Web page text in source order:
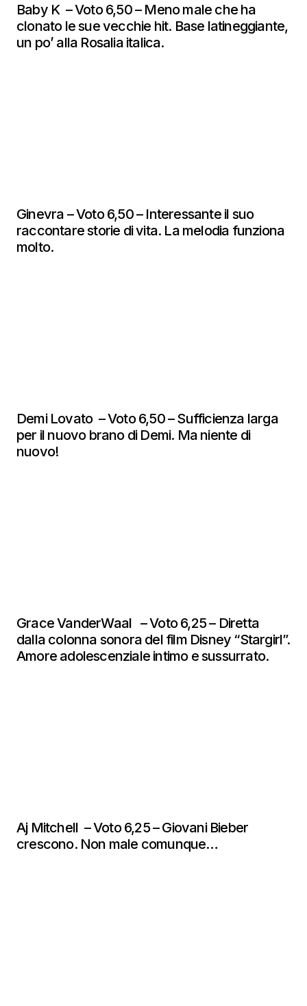
Baby K – Voto 6,50 – Meno male che ha
clonato le sue vecchie hit. Base latineggiante,
un po’ alla Rosalia italica.
Ginevra – Voto 6,50 – Interessante il suo
raccontare storie di vita. La melodia funziona
molto.
Demi Lovato – Voto 6,50 – Sufficienza larga
per il nuovo brano di Demi. Ma niente di
nuovo!
Grace VanderWaal – Voto 6,25 – Diretta
dalla colonna sonora del film Disney “Stargirl”.
Amore adolescenziale intimo e sussurrato.
Aj Mitchell – Voto 6,25 – Giovani Bieber
crescono. Non male comunque…